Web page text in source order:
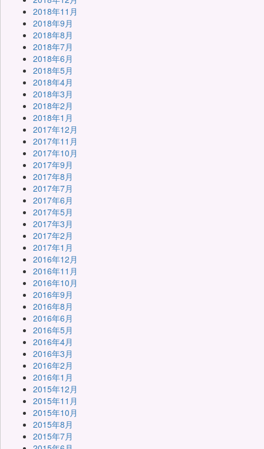
2018年11月
2018年9月
2018年8月
2018年7月
2018年6月
2018年5月
2018年4月
2018年3月
2018年2月
2018年1月
2017年12月
2017年11月
2017年10月
2017年9月
2017年8月
2017年7月
2017年6月
2017年5月
2017年3月
2017年2月
2017年1月
2016年12月
2016年11月
2016年10月
2016年9月
2016年8月
2016年6月
2016年5月
2016年4月
2016年3月
2016年2月
2016年1月
2015年12月
2015年11月
2015年10月
2015年8月
2015年7月